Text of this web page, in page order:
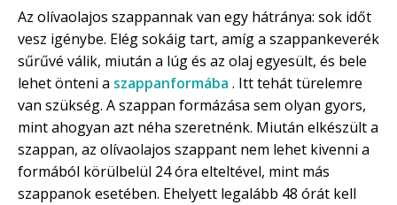
Az olívaolajos szappannak van egy hátránya: sok időt
vesz igénybe. Elég sokáig tart, amíg a szappankeverék
sűrűvé válik, miután a lúg és az olaj egyesült, és bele
lehet önteni a szappanformába . Itt tehát türelemre
van szükség. A szappan formázása sem olyan gyors,
mint ahogyan azt néha szeretnénk. Miután elkészült a
szappan, az olívaolajos szappant nem lehet kivenni a
formából körülbelül 24 óra elteltével, mint más
szappanok esetében. Ehelyett legalább 48 órát kell